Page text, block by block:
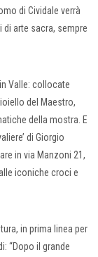
di Cividale verrà
arte sacra, sempre
Valle: collocate
del Maestro,
della mostra. E
di Giorgio
in via Manzoni 21,
iconiche croci e
in prima linea per
“Dopo il grande